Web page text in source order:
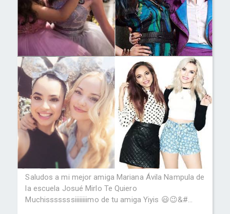
Saludos a mi mejor amiga Mariana Ávila Nampula de
la escuela Josué Mirlo Te Quiero
Muchisssssssiiiiiiiimo de tu amiga Yiyis 😃😉&#...